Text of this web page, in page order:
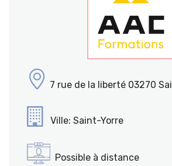
7 rue de la liberté 03270
Ville: Saint-Yorre
Possible à distance